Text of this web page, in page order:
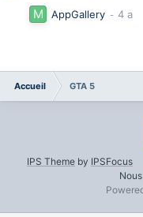
AppGallery
Accueil GTA 5
IPS Theme by IPSFocus